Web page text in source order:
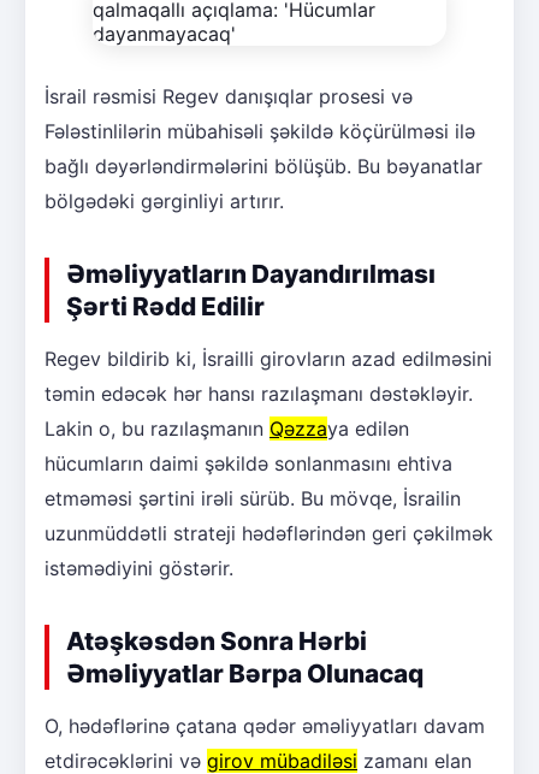
İsrail rəsmisi Regev danışıqlar prosesi və
Fələstinlilərin mübahisəli şəkildə köçürülməsi ilə
bağlı dəyərləndirmələrini bölüşüb. Bu bəyanatlar
bölgədəki gərginliyi artırır.
Əməliyyatların Dayandırılması
Şərti Rədd Edilir
Regev bildirib ki, İsrailli girovların azad edilməsini
təmin edəcək hər hansı razılaşmanı dəstəkləyir.
Lakin o, bu razılaşmanın Qəzzaya edilən
hücumların daimi şəkildə sonlanmasını ehtiva
etməməsi şərtini irəli sürüb. Bu mövqe, İsrailin
uzunmüddətli strateji hədəflərindən geri çəkilmək
istəmədiyini göstərir.
Atəşkəsdən Sonra Hərbi
Əməliyyatlar Bərpa Olunacaq
O, hədəflərinə çatana qədər əməliyyatları davam
etdirəcəklərini və girov mübadiləsi zamanı elan